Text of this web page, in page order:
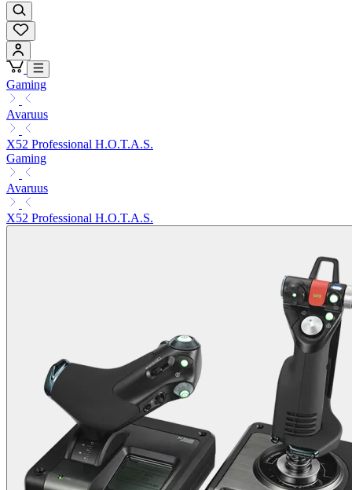
Gaming
Avaruus
X52 Professional H.O.T.A.S.
Gaming
Avaruus
X52 Professional H.O.T.A.S.